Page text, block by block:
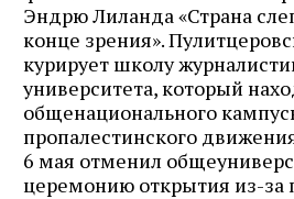
Эндрю Лиланда «Страна
конце зрения».
курирует школу
университета, который
общенационального
пропалестинского
6 мая отменил
церемонию открытия из-за